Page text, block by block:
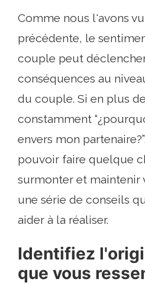
Comme nous l'avons
précédente, le
couple peut
conséquences au
du couple. Si en plus
constamment
envers mon
pouvoir faire quelque
surmonter et maintenir
une série de conseils
aider à la réaliser.
Identifiez
que vous